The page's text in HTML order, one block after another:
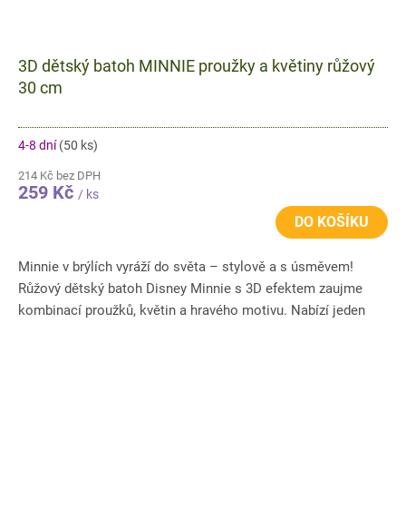
3D dětský batoh MINNIE proužky a květiny růžový
30 cm
4-8 dní(50 ks)
214 Kč bez DPH
259 Kč / ks
DO KOŠÍKU
Minnie v brýlích vyráží do světa – stylově a s úsměvem!
Růžový dětský batoh Disney Minnie s 3D efektem zaujme
kombinací proužků, květin a hravého motivu. Nabízí jeden